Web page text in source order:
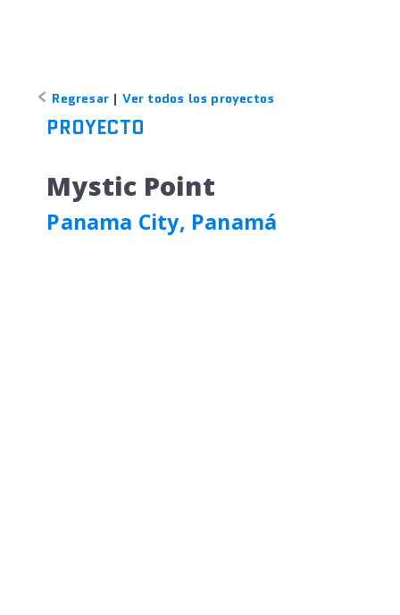
Regresar | Ver todos los proyectos
PROYECTO
Mystic Point
Panama City, Panamá